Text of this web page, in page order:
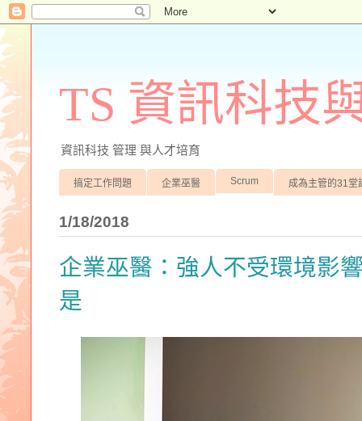
TS 資訊科技
資訊科技 管理 與人才培育
搞定工作問題 企業巫醫 Scrum 成為主管的31堂
1/18/2018
企業巫醫：強人不受環境影
是